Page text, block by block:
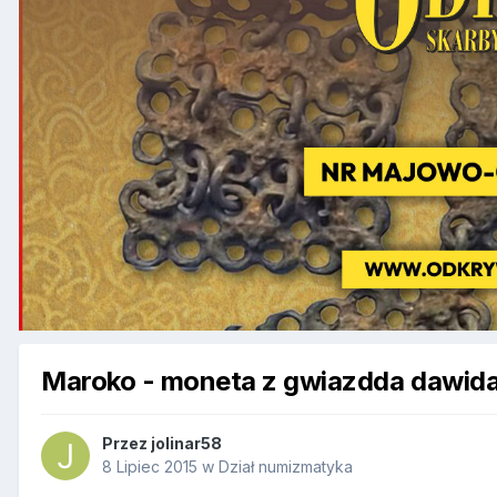
Maroko - moneta z gwiazdda
Przez jolinar58
8 Lipiec 2015 w Dział numizmatyka